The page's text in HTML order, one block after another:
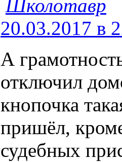
Школотавр
20.03.2017 в
А
отключил
кнопочка
пришёл,
судебных